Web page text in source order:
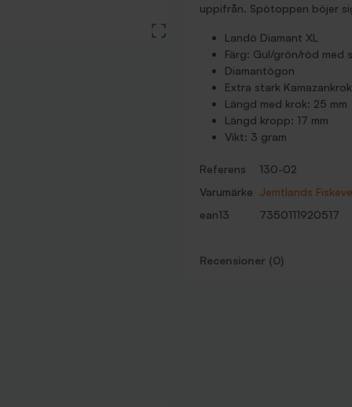
uppifrån. Spötoppen böjer
Landö Diamant XL
Färg: Gul/grön/röd
Diamantögon
Extra stark Kamazankrok
Längd med krok: 25 mm
Längd kropp: 17 mm
Vikt: 3 gram
Referens
130-02
Varumärke Jemtlands
ean13
7350111920517
Recensioner (0)